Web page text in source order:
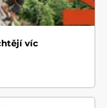
víc